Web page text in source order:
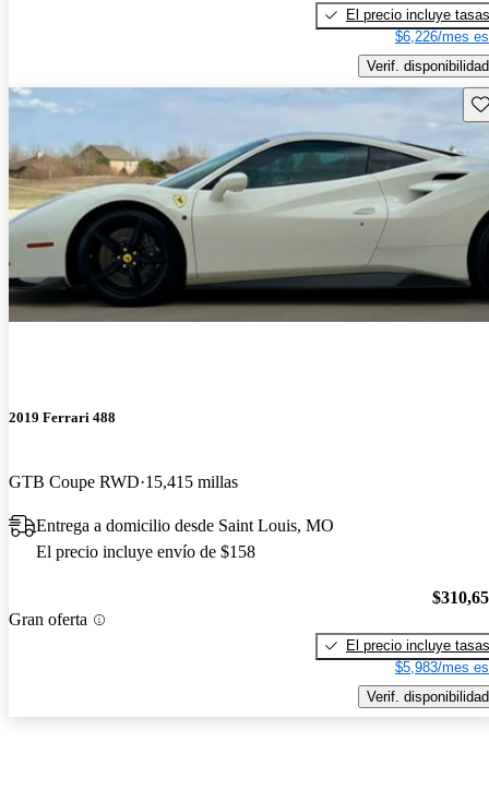
El precio incluye tasas
$6,226/mes
Verif. disponibilidad
2019 Ferrari 488
GTB Coupe RWD 15,415 millas
Entrega a domicilio desde Saint Louis, MO
El precio incluye envío de $158
Gran oferta
El precio incluye tasas
$5,983/mes
Verif. disponibilidad